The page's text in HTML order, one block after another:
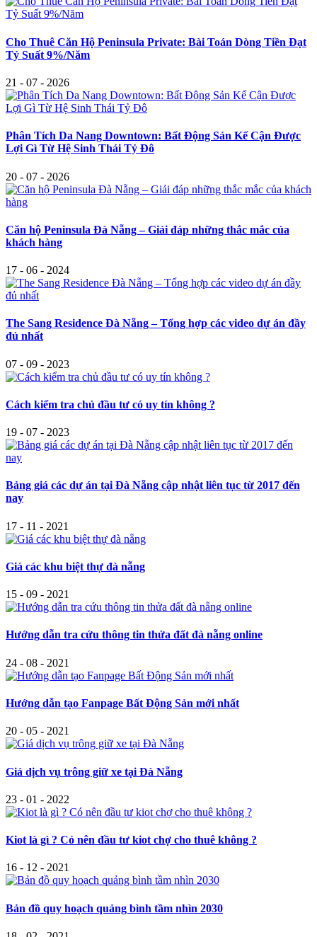
Cho Thuê Căn Hộ Peninsula Private: Bài Toán Dòng Tiền Đạt
Tỷ Suất 9%/Năm
21 - 07 - 2026
Phân Tích Da Nang Downtown: Bất Động Sản Kế Cận Được
Lợi Gì Từ Hệ Sinh Thái Tỷ Đô
20 - 07 - 2026
Căn hộ Peninsula Đà Nẵng – Giải đáp những thắc mắc của
khách hàng
17 - 06 - 2024
The Sang Residence Đà Nẵng – Tổng hợp các video dự án đầy
đủ nhất
07 - 09 - 2023
Cách kiểm tra chủ đầu tư có uy tín không ?
19 - 07 - 2023
Bảng giá các dự án tại Đà Nẵng cập nhật liên tục từ 2017 đến
nay
17 - 11 - 2021
Giá các khu biệt thự đà nẵng
15 - 09 - 2021
Hướng dẫn tra cứu thông tin thửa đất đà nẵng online
24 - 08 - 2021
Hướng dẫn tạo Fanpage Bất Động Sản mới nhất
20 - 05 - 2021
Giá dịch vụ trông giữ xe tại Đà Nẵng
23 - 01 - 2022
Kiot là gì ? Có nên đầu tư kiot chợ cho thuê không ?
16 - 12 - 2021
Bản đồ quy hoạch quảng bình tầm nhìn 2030